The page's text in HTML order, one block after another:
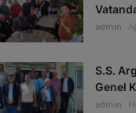
admin
S.S.
Genel
admin